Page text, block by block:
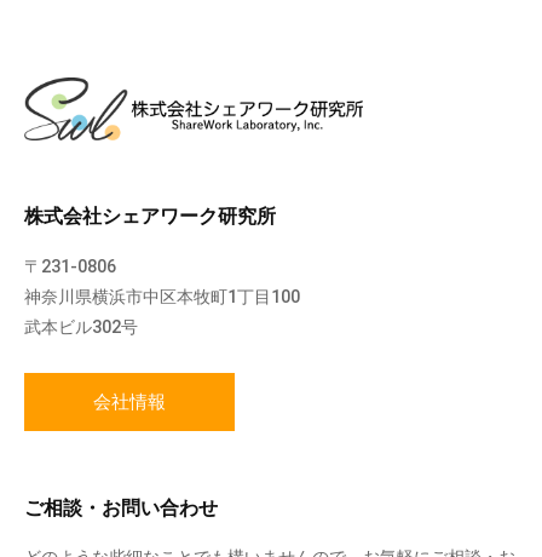
株式会社シェアワーク研究所
〒231-0806
神奈川県横浜市中区本牧町1丁目100
武本ビル302号
会社情報
ご相談・お問い合わせ